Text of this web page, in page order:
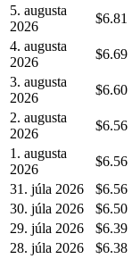
5. augusta
2026
$6.81
4. augusta
2026
$6.69
3. augusta
2026
$6.60
2. augusta
2026
$6.56
1. augusta
2026
$6.56
31. júla 2026
$6.56
30. júla 2026
$6.50
29. júla 2026
$6.39
28. júla 2026
$6.38